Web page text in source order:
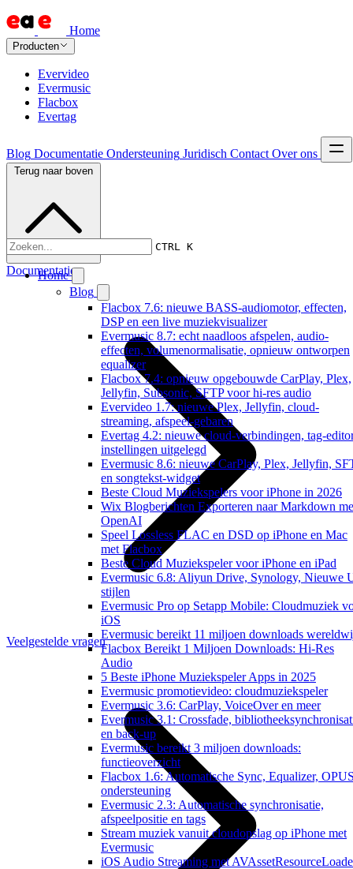
Home
Producten
Evervideo
Evermusic
Flacbox
Evertag
Blog Documentatie Ondersteuning Juridisch Contact Over ons
CTRL K
Home
Blog
Flacbox 7.6: nieuwe BASS-audiomotor, effecten,
DSP en een live muziekvisualizer
Evermusic 8.7: echt naadloos afspelen, audio-
effecten, volumenormalisatie, opnieuw ontworpen
equalizer
Flacbox 7.4: opnieuw opgebouwde CarPlay, Plex,
Jellyfin, Subsonic, SFTP voor hi-res audio
Evervideo 1.7: nieuwe Plex, Jellyfin, cloud-
streaming, afspeel-gebaren
Evertag 4.2: nieuwe cloud-verbindingen, tag-
instellingen uitgelegd
Evermusic 8.6: nieuwe CarPlay, Plex, Jellyfin,
en songtekst-widget
Beste Cloud Muziekspelers voor iPhone in 2026
Wix Blogberichten Exporteren naar Markdown
OpenAI
Speel Lossless FLAC en DSD op iPhone en Mac
met Flacbox
Beste Cloud Muziekspeler voor iPhone en iPad
Evermusic 6.8: Aliyun Drive, Synology, Nieuwe
stijlen
Evermusic Pro op Setapp Mobile: Cloudmuziek
iOS
Evermusic bereikt 11 miljoen downloads
Flacbox Bereikt 1 Miljoen Downloads: Hi-Res
Audio
5 Beste iPhone Muziekspeler Apps in 2025
Evermusic promotievideo: cloudmuziekspeler
Evermusic 3.6: CarPlay, VoiceOver en meer
Evermusic 3.1: Crossfade,
en back-up
Evermusic bereikt 3 miljoen downloads:
functieoverzicht
Flacbox 1.6: Automatische Sync, Equalizer,
ondersteuning
Evermusic 2.3: Automatische synchronisatie,
afspeelpositie en tags
Stream muziek vanuit cloudopslag op iPhone met
Evermusic
iOS Audio Streaming met
Terug naar boven
Documentatie
Veelgestelde vragen